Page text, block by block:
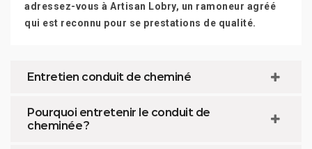
adressez-vous à Artisan Lobry, un ramoneur agréé
qui est reconnu pour se prestations de qualité.
Entretien conduit de cheminé
Pourquoi entretenir le conduit de
cheminée ?